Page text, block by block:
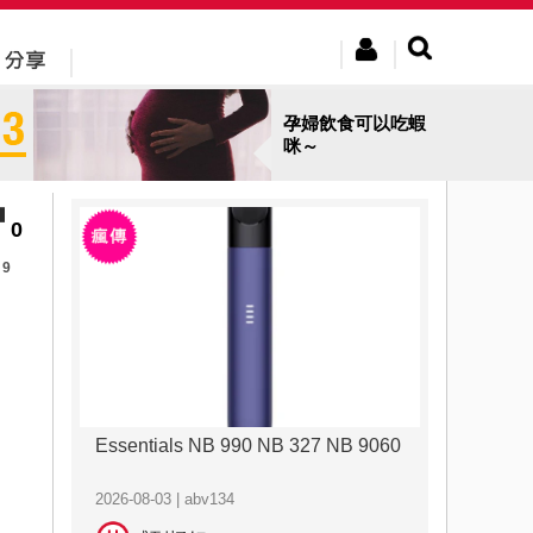
孕婦飲食可以吃蝦
咪～
0
9
Essentials NB 990 NB 327 NB 9060
2026-08-03 | abv134